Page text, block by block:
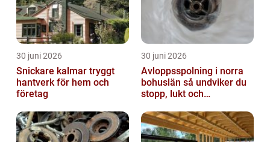
30 juni 2026
Snickare kalmar tryggt
hantverk för hem och
företag
30 juni 2026
Avloppsspolning i norra
bohuslän så undviker du
stopp, lukt och